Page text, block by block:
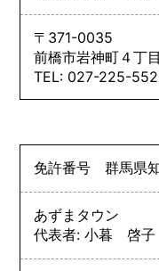
〒371-0035
前橋市岩神町４丁
TEL: 027-225-
免許番号群馬県
あずまタウン
代表者: 小暮 啓子